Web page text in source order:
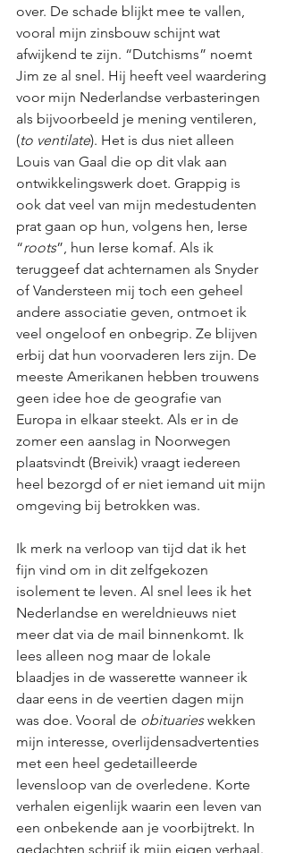
over. De schade blijkt mee te vallen,
vooral mijn zinsbouw schijnt wat
afwijkend te zijn. “Dutchisms” noemt
Jim ze al snel. Hij heeft veel waardering
voor mijn Nederlandse verbasteringen
als bijvoorbeeld je mening ventileren,
(to ventilate). Het is dus niet alleen
Louis van Gaal die op dit vlak aan
ontwikkelingswerk doet. Grappig is
ook dat veel van mijn medestudenten
prat gaan op hun, volgens hen, Ierse
“roots”, hun Ierse komaf. Als ik
teruggeef dat achternamen als Snyder
of Vandersteen mij toch een geheel
andere associatie geven, ontmoet ik
veel ongeloof en onbegrip. Ze blijven
erbij dat hun voorvaderen Iers zijn. De
meeste Amerikanen hebben trouwens
geen idee hoe de geografie van
Europa in elkaar steekt. Als er in de
zomer een aanslag in Noorwegen
plaatsvindt (Breivik) vraagt iedereen
heel bezorgd of er niet iemand uit mijn
omgeving bij betrokken was.
Ik merk na verloop van tijd dat ik het
fijn vind om in dit zelfgekozen
isolement te leven. Al snel lees ik het
Nederlandse en wereldnieuws niet
meer dat via de mail binnenkomt. Ik
lees alleen nog maar de lokale
blaadjes in de wasserette wanneer ik
daar eens in de veertien dagen mijn
was doe. Vooral de obituaries wekken
mijn interesse, overlijdensadvertenties
met een heel gedetailleerde
levensloop van de overledene. Korte
verhalen eigenlijk waarin een leven van
een onbekende aan je voorbijtrekt. In
gedachten schrijf ik mijn eigen verhaal.